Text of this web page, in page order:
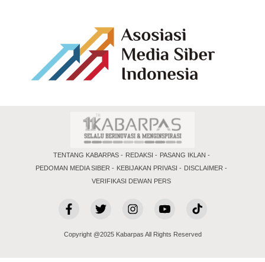
TENTANG KABARPAS REDAKSI
PASANG IKLAN
PEDOMAN MEDIA SIBER
KEBIJAKAN PRIVASI
DISCLAIMER
VERIFIKASI DEWAN PERS
Copyright @2025 Kabarpas All Rights Reserved